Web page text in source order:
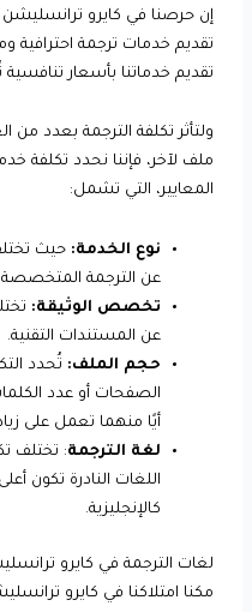
إن حرصنا في كايرو
تقديم خدمات ترجمة احترافية
تقديم خدماتنا بأسعار تنافسية
ولتأثر تكلفة الترجمة بعدد من
ملف لآخر، فإننا نحدد تكلفة
المعايير، التي تشمل:
نوع الخدمة: حيث
عن الترجمة المتخصصة.
تخصص الوثيقة:
عن المستندات التقنية.
حجم الملف: تُحدد
الصفحات أو عدد
أيًا منهما تعمل على
لغة الترجمة: تختلف
اللغات النادرة تكون
كالإنجليزية.
لغات الترجمة في كايرو
مكنا امتلاكنا في كايرو